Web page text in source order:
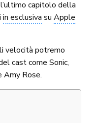
capitolo della
in esclusiva suApple
velocità potremo
cast come Sonic,
Amy Rose.